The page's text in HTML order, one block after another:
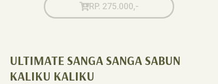
RP. 275.000,-
ULTIMATE SANGA SANGA SABUN
KALIKU KALIKU